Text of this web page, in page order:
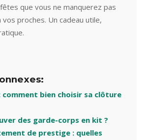
que vous ne manquerez pas
proches. Un cadeau utile,
comment bien choisir sa clôture
des garde-corps en kit ?
de prestige : quelles